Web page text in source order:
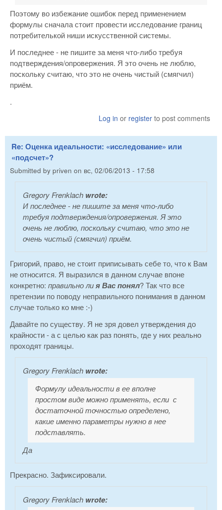
Поэтому во избежание ошибок перед применением
формулы сначала стоит провести исследование границ
потребителькой ниши искусственной системы.
И последнее - не пишите за меня что-либо требуя
подтверждения/опровержения. Я это очень не люблю,
поскольку считаю, что это не очень чистый (смягчил)
приём.
.
Log in or register to post comments
Re: Оценка идеальности: «исследование» или
«подсчет»?
Submitted by priven on вс, 02/06/2013 - 17:58
Gregory Frenklach wrote:
И последнее - не пишите за меня что-либо
требуя подтверждения/опровержения. Я это
очень не люблю, поскольку считаю, что это не
очень чистый (смягчил) приём.
Григорий, право, не стоит приписывать себе то, что к Вам
не относится. Я выразился в данном случае впоне
конкретно: правильно лия Вас понял? Так что все
претензии по поводу неправильного понимания в данном
случае только ко мне :-)
Давайте по существу. Я не зря довел утверждения до
крайности - а с целью как раз понять, где у них реально
проходят границы.
Gregory Frenklach wrote:
Формулу идеальности в ее вполне
простом виде можно применять, если с
достаточной точностью определено,
какие именно параметры нужно в нее
подставлять.
Да
Прекрасно. Зафиксировали.
Gregory Frenklach wrote: